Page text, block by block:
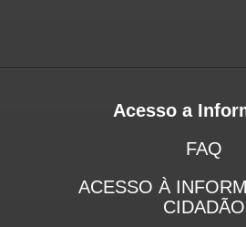
Acesso a
FAQ
ACESSO À
CIDADÃO